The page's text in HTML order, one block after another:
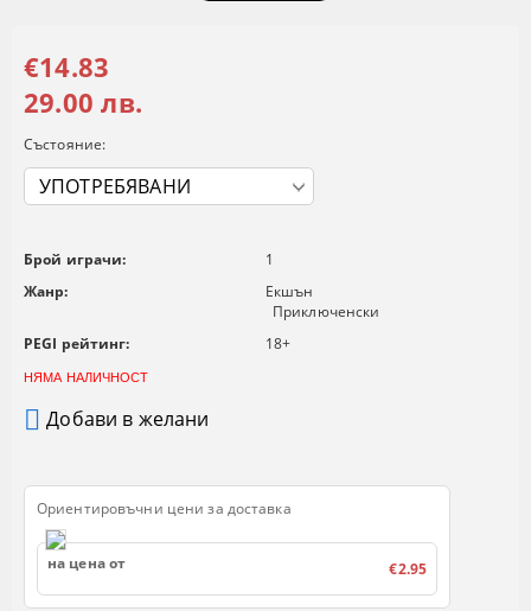
€14.83
29.00 лв.
Състояние:
Брой играчи:
1
Жанр:
Екшън
Приключенски
PEGI рейтинг:
18+
НЯМА НАЛИЧНОСТ
Добави в желани
Ориентировъчни цени за доставка
на цена от €2.95